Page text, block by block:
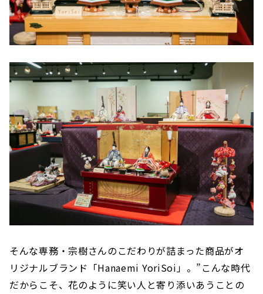
そんな専務・宗樹さんのこだわりが詰まった商品がオ
リジナルブランド「Hanaemi YoriSoi」。”こんな時代
だからこそ、花のように笑い人と寄り添いあうことの